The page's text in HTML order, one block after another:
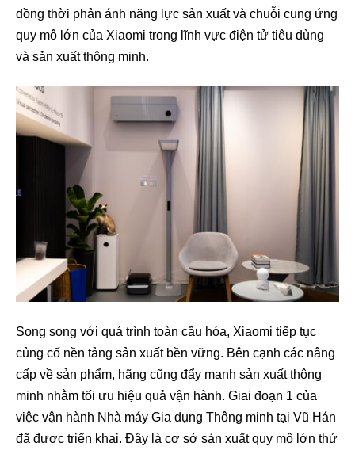
đồng thời phản ánh năng lực sản xuất và chuỗi cung ứng
quy mô lớn của Xiaomi trong lĩnh vực điện tử tiêu dùng
và sản xuất thông minh.
Song song với quá trình toàn cầu hóa, Xiaomi tiếp tục
củng cố nền tảng sản xuất bền vững. Bên cạnh các nâng
cấp về sản phẩm, hãng cũng đẩy mạnh sản xuất thông
minh nhằm tối ưu hiệu quả vận hành. Giai đoạn 1 của
việc vận hành Nhà máy Gia dụng Thông minh tại Vũ Hán
đã được triển khai. Đây là cơ sở sản xuất quy mô lớn thứ